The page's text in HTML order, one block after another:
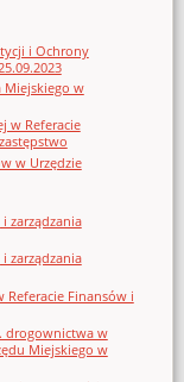
i Ochrony
Miejskiego w
w Referacie
w Urzędzie
zarządzania
zarządzania
Referacie Finansów i
drogownictwa w
Miejskiego w